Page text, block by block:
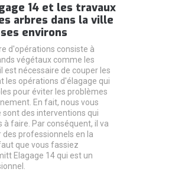
14 et les travaux
arbres dans la ville
environs
d'opérations consiste à
végétaux comme les
est nécessaire de couper les
les opérations d'élagage qui
pour éviter les problèmes
En fait, nous vous
sont des interventions qui
à faire. Par conséquent, il va
professionnels en la
que vous fassiez
Elagage 14 qui est un